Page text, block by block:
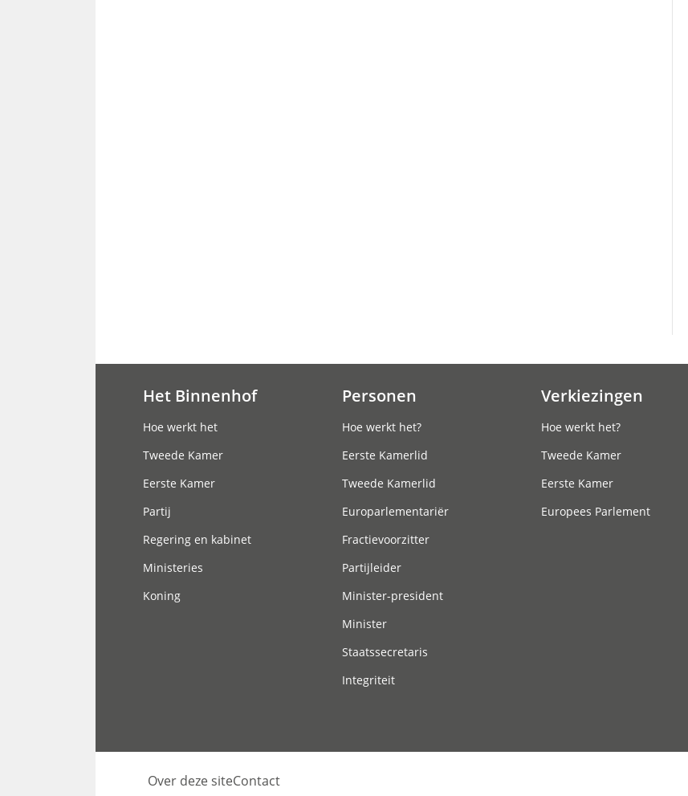
Het Binnenhof
Hoe werkt het
Tweede Kamer
Eerste Kamer
Partij
Regering en kabinet
Ministeries
Koning
Personen
Hoe werkt het?
Eerste Kamerlid
Tweede Kamerlid
Europarlementariër
Fractievoorzitter
Partijleider
Minister-president
Minister
Staatssecretaris
Integriteit
Verkiezingen
Hoe werkt het?
Tweede Kamer
Eerste Kamer
Europees Parlement
Over deze siteContact